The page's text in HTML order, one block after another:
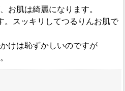
お肌は綺麗になります。
。スッキリしてつるりんお肌で
けは恥ずかしいのですが